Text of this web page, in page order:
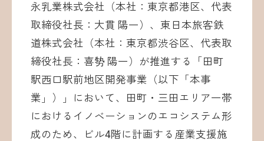
永乳業株式会社（本社：東京都港区、代表
取締役社長：大貫 陽一）、東日本旅客鉄
道株式会社（本社：東京都渋谷区、代表取
締役社長：喜㔟 陽一）が推進する「田町
駅西口駅前地区開発事業（以下「本事
業」）」において、田町・三田エリア一帯
におけるイノベーションのエコシステム形
成のため、ビル4階に計画する産業支援施